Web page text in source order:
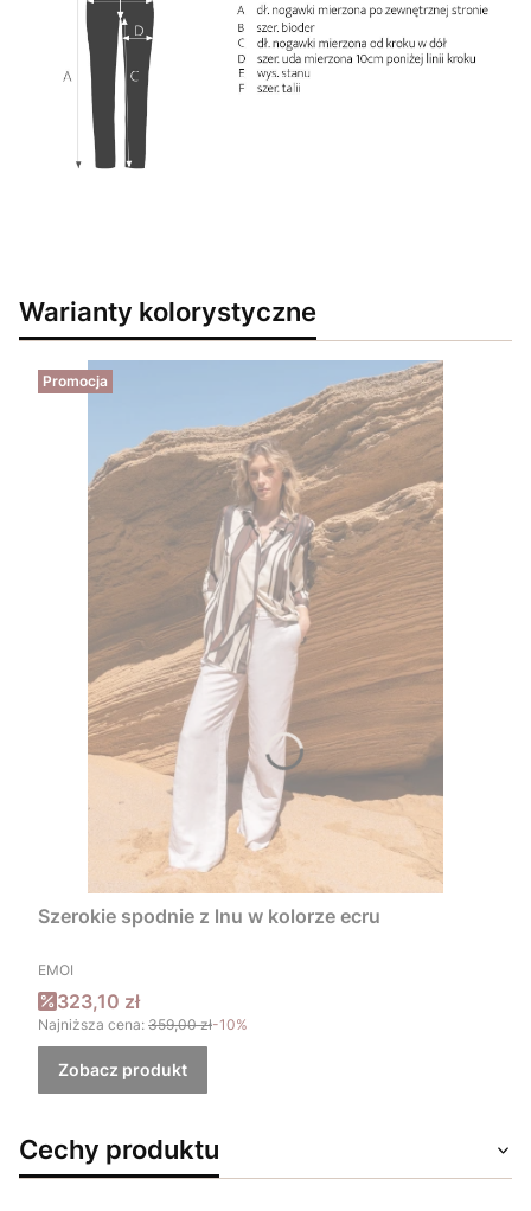
Warianty kolorystyczne
Promocja
Szerokie spodnie z lnu w kolorze ecru
PRODUCENT
EMOI
Cena promocyjna
323,10 zł
Najniższa cena: 359,00 zł-10%
Zobacz produkt
Cechy produktu